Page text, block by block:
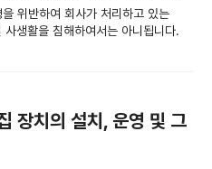
위반하여 회사가 처리하고 있는
생활을 침해하여서는 아니됩니다.
장치의 설치, 운영 및 그